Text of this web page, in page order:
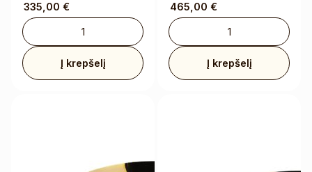
335,00 €
Į krepšelį
465,00 €
Į krepšelį